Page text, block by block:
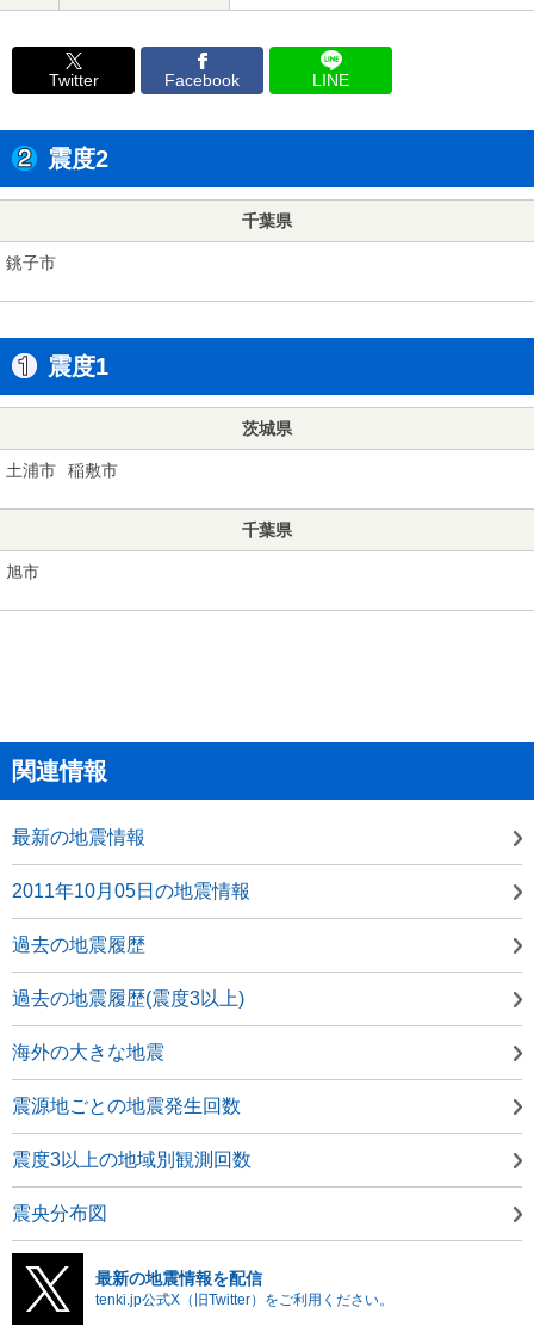
Twitter Facebook LINE
震度2
千葉県
銚子市
震度1
茨城県
土浦市 稲敷市
千葉県
旭市
関連情報
最新の地震情報
2011年10月05日の地震情報
過去の地震履歴
過去の地震履歴(震度3以上)
海外の大きな地震
震源地ごとの地震発生回数
震度3以上の地域別観測回数
震央分布図
最新の地震情報を配信
tenki.jp公式X（旧Twitter）をご利用ください。